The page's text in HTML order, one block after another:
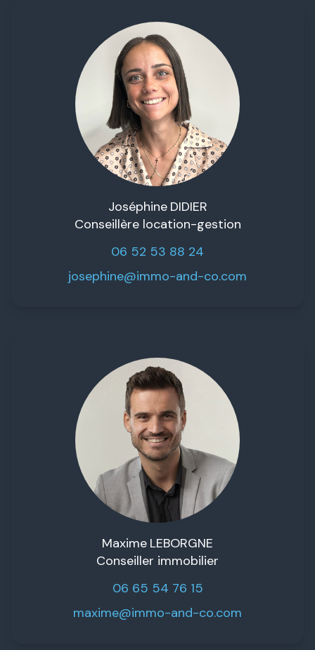
Joséphine DIDIER
Conseillère location-gestion
06 52 53 88 24
josephine@immo-and-co.com
Maxime LEBORGNE
Conseiller immobilier
06 65 54 76 15
maxime@immo-and-co.com